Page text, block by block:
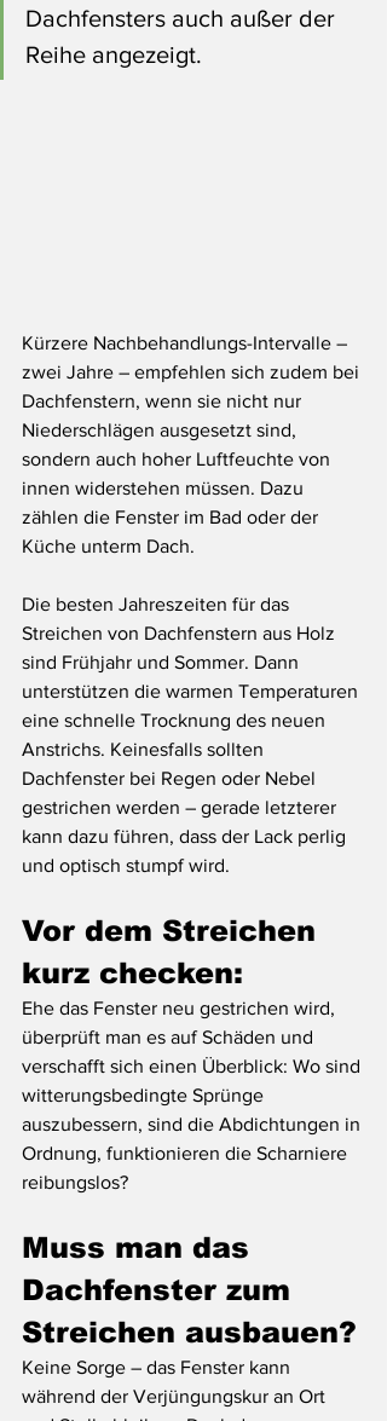
Dachfensters auch außer der
Reihe angezeigt.
Kürzere Nachbehandlungs-Intervalle –
zwei Jahre – empfehlen sich zudem bei
Dachfenstern, wenn sie nicht nur
Niederschlägen ausgesetzt sind,
sondern auch hoher Luftfeuchte von
innen widerstehen müssen. Dazu
zählen die Fenster im Bad oder der
Küche unterm Dach.
Die besten Jahreszeiten für das
Streichen von Dachfenstern aus Holz
sind Frühjahr und Sommer. Dann
unterstützen die warmen Temperaturen
eine schnelle Trocknung des neuen
Anstrichs. Keinesfalls sollten
Dachfenster bei Regen oder Nebel
gestrichen werden – gerade letzterer
kann dazu führen, dass der Lack perlig
und optisch stumpf wird.
Vor dem Streichen
kurz checken:
Ehe das Fenster neu gestrichen wird,
überprüft man es auf Schäden und
verschafft sich einen Überblick: Wo sind
witterungsbedingte Sprünge
auszubessern, sind die Abdichtungen in
Ordnung, funktionieren die Scharniere
reibungslos?
Muss man das
Dachfenster zum
Streichen ausbauen?
Keine Sorge – das Fenster kann
während der Verjüngungskur an Ort